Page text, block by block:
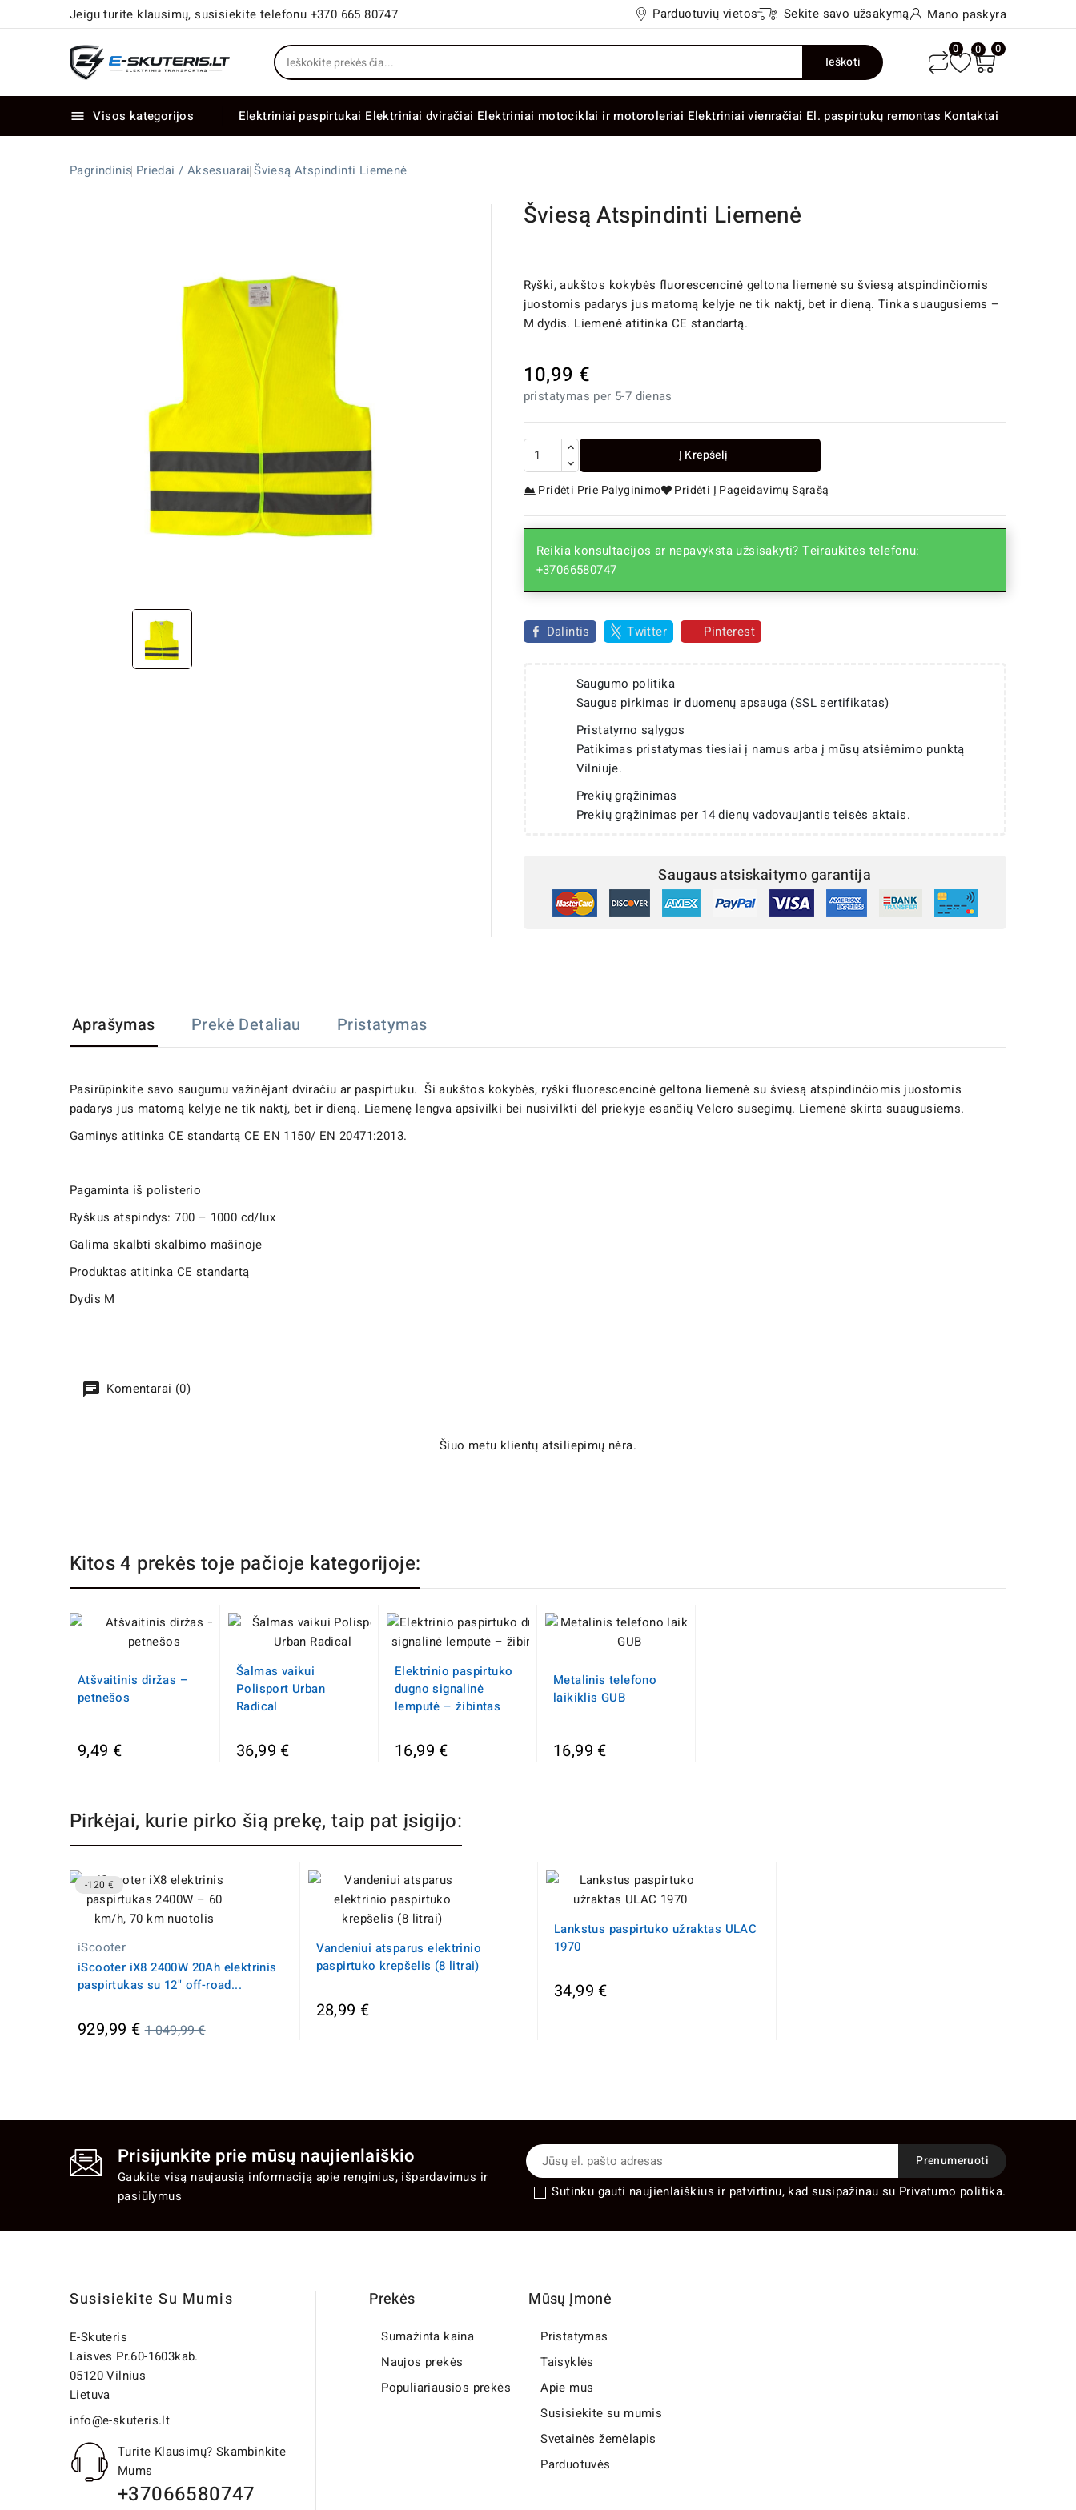
Jeigu turite klausimų, susisiekite telefonu +370 665 80747 Parduotuvių vietos Sekite savo užsakymą Mano paskyra
Ieškoti
0 0 0
 Visos kategorijos Elektriniai paspirtukai Elektriniai dviračiai Elektriniai motociklai ir motoroleriai Elektriniai vienračiai El. paspirtukų remontas Kontaktai
Pagrindinis Priedai / Aksesuarai Šviesą Atspindinti Liemenė
Šviesą Atspindinti Liemenė
Ryški, aukštos kokybės fluorescencinė geltona liemenė su šviesą atspindinčiomis
juostomis padarys jus matomą kelyje ne tik naktį, bet ir dieną. Tinka suaugusiems –
M dydis. Liemenė atitinka CE standartą.
10,99 €
pristatymas per 5-7 dienas
Į Krepšelį
Pridėti Prie Palyginimo Pridėti Į Pageidavimų Sąrašą
Reikia konsultacijos ar nepavyksta užsisakyti? Teiraukitės telefonu:
+37066580747
Dalintis Twitter Pinterest
Saugumo politika
Saugus pirkimas ir duomenų apsauga (SSL sertifikatas)
Pristatymo sąlygos
Patikimas pristatymas tiesiai į namus arba į mūsų atsiėmimo punktą
Vilniuje.
Prekių grąžinimas
Prekių grąžinimas per 14 dienų vadovaujantis teisės aktais.
Saugaus atsiskaitymo garantija
Aprašymas Prekė Detaliau Pristatymas
Pasirūpinkite savo saugumu važinėjant dviračiu ar paspirtuku. Ši aukštos kokybės, ryški fluorescencinė geltona liemenė su šviesą atspindinčiomis juostomis
padarys jus matomą kelyje ne tik naktį, bet ir dieną. Liemenę lengva apsivilki bei nusivilkti dėl priekyje esančių Velcro susegimų. Liemenė skirta suaugusiems.
Gaminys atitinka CE standartą CE EN 1150/ EN 20471:2013.
Pagaminta iš polisterio
Ryškus atspindys: 700 – 1000 cd/lux
Galima skalbti skalbimo mašinoje
Produktas atitinka CE standartą
Dydis M
Komentarai (0)
Šiuo metu klientų atsiliepimų nėra.
Kitos 4 prekės toje pačioje kategorijoje:
Atšvaitinis diržas –
petnešos
9,49 €
Šalmas vaikui
Polisport Urban
Radical
36,99 €
Elektrinio paspirtuko
dugno signalinė
lemputė – žibintas
16,99 €
Metalinis telefono
laikiklis GUB
16,99 €
Pirkėjai, kurie pirko šią prekę, taip pat įsigijo:
-120 €
iScooter
iScooter iX8 2400W 20Ah elektrinis
paspirtukas su 12" off-road...
929,99 €Įprasta
1 049,99 €
Vandeniui atsparus elektrinio
paspirtuko krepšelis (8 litrai)
28,99 €
Lankstus paspirtuko užraktas ULAC
1970
34,99 €
Prisijunkite prie mūsų naujienlaiškio
Gaukite visą naujausią informaciją apie renginius, išpardavimus ir
pasiūlymus
Sutinku gauti naujienlaiškius ir patvirtinu, kad susipažinau su Privatumo politika.
Susisiekite Su Mumis
E-Skuteris
Laisves Pr.60-1603kab.
05120 Vilnius
Lietuva
info@e-skuteris.lt
Turite Klausimų? Skambinkite
Mums
+37066580747
Prekės
Sumažinta kaina
Naujos prekės
Populiariausios prekės
Mūsų Įmonė
Pristatymas
Taisyklės
Apie mus
Susisiekite su mumis
Svetainės žemėlapis
Parduotuvės